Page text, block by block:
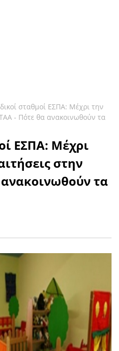
σταθμοί ΕΣΠΑ: Μέχρι την
- Πότε θα ανακοινωθούν τα
ΕΣΠΑ: Μέχρι
στην
τα